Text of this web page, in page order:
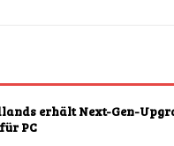
erhält Next-Gen-
PC